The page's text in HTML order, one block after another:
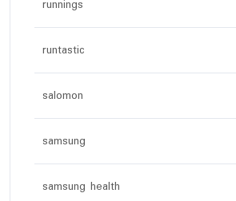
runnings
runtastic
salomon
samsung
samsung health